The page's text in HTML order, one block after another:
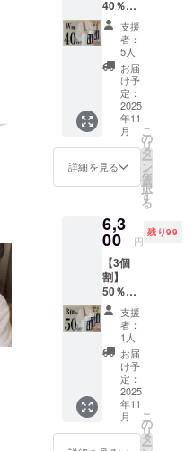
登録をお願
いいたしま
す。
【当社規約
とご案内事
項】
●キャンセル
について
後のキャン
セルは原則
としてお受
けしており
ません。あ
らかじめご
了承のう
え、ご支援
いただきま
すようお願
い申し上げ
【配送
時期】
※製造状
況によ
り出荷
時期が
遅れる
場合が
ござい
ます。
※商品代
を安く
してお
り出荷
連絡は
致しま
せん。
メッ
セージ
をご覧
くださ
い。
40％OF
F100名
限定 定
価8,400
円
→5,040
（税・
送料
込） ■
匠の刃
（定価
4,200
円）× 2
ミケー
ス× 2 ・
爪切り
本体× 2
・爪や
すり× 2
【配送
時期】
※製造状
況によ
り出荷
時期が
遅れる
場合が
ござい
ます。
支援
者：
5人
お届
け予
定：
2025
年11
月
詳細を見る
こ
の
リ
タ
ー
ン
を
選
択
す
る
6,3
00 円
残り99
【3個
割】
50％OF
F100名
限定 定
12,600
→6,300
（税・
送料
込） ■
支援
者：
1人
お届
け予
定：
2025
年11
月
こ
の
リ
タ
ー